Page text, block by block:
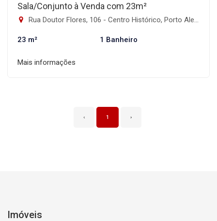
Sala/Conjunto à Venda com 23m²
Rua Doutor Flores, 106 - Centro Histórico, Porto Alegre-RS
23 m² 1 Banheiro
Mais informações
‹ 1 ›
Imóveis